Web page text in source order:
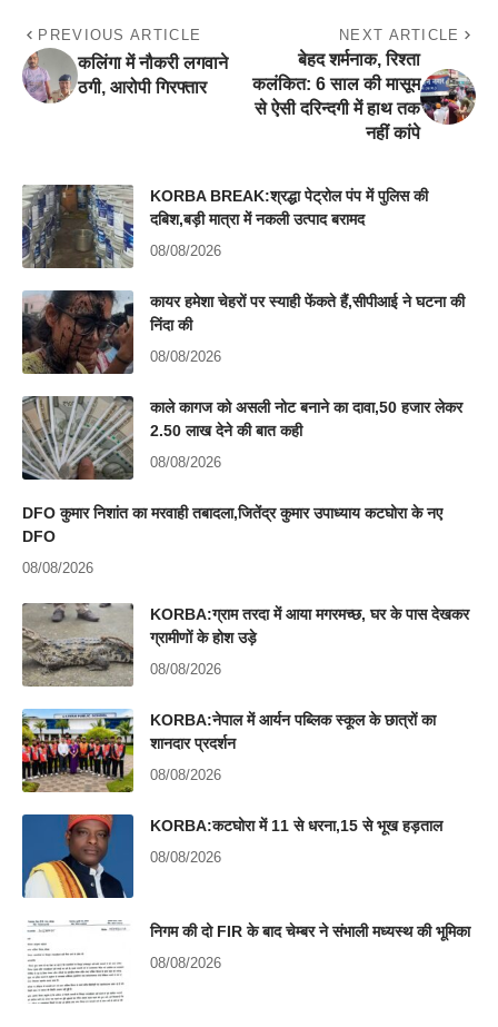
PREVIOUS ARTICLE
कलिंगा में नौकरी लगवाने
ठगी, आरोपी गिरफ्तार
NEXT ARTICLE
बेहद शर्मनाक, रिश्ता
कलंकित: 6 साल की मासूम
से ऐसी दरिन्दगी में हाथ तक
नहीं कांपे
KORBA BREAK:श्रद्धा पेट्रोल पंप में पुलिस की
दबिश,बड़ी मात्रा में नकली उत्पाद बरामद
08/08/2026
कायर हमेशा चेहरों पर स्याही फेंकते हैं,सीपीआई ने घटना की
निंदा की
08/08/2026
काले कागज को असली नोट बनाने का दावा,50 हजार लेकर
2.50 लाख देने की बात कही
08/08/2026
DFO कुमार निशांत का मरवाही तबादला,जितेंद्र कुमार उपाध्याय कटघोरा के नए
DFO
08/08/2026
KORBA:ग्राम तरदा में आया मगरमच्छ, घर के पास देखकर
ग्रामीणों के होश उड़े
08/08/2026
KORBA:नेपाल में आर्यन पब्लिक स्कूल के छात्रों का
शानदार प्रदर्शन
08/08/2026
KORBA:कटघोरा में 11 से धरना,15 से भूख हड़ताल
08/08/2026
निगम की दो FIR के बाद चेम्बर ने संभाली मध्यस्थ की भूमिका
08/08/2026